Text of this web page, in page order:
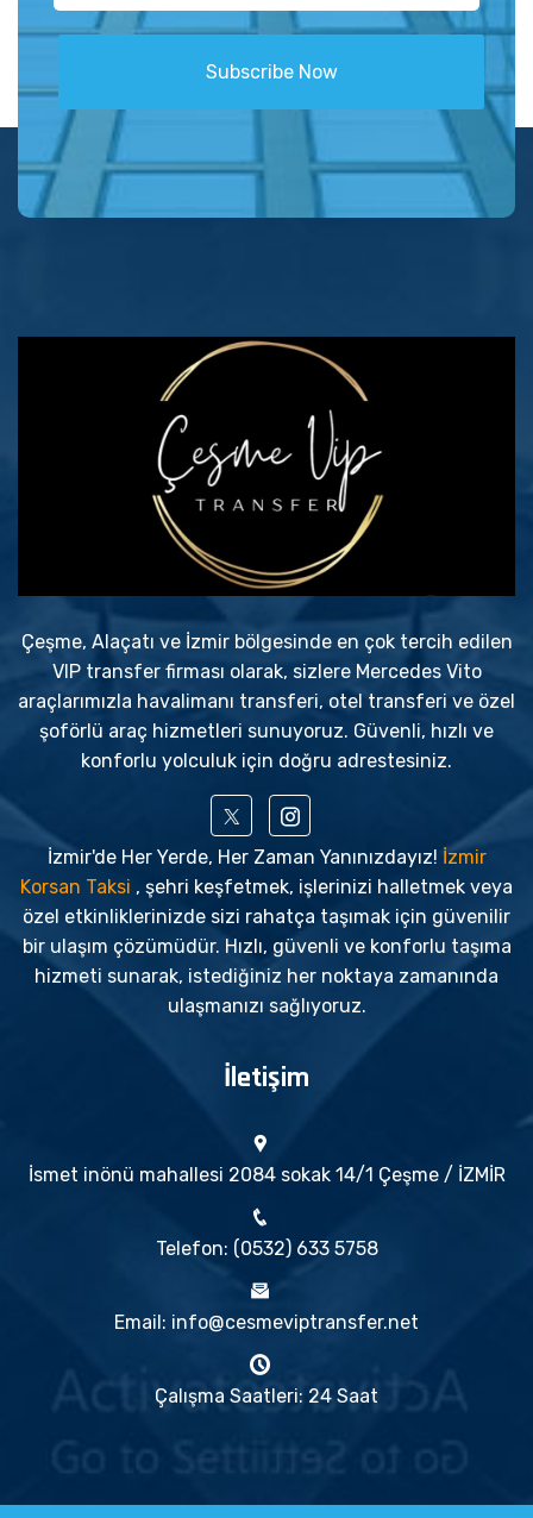
Subscribe Now
Çeşme, Alaçatı ve İzmir bölgesinde en çok tercih edilen
VIP transfer firması olarak, sizlere Mercedes Vito
araçlarımızla havalimanı transferi, otel transferi ve özel
şoförlü araç hizmetleri sunuyoruz. Güvenli, hızlı ve
konforlu yolculuk için doğru adrestesiniz.
İzmir'de Her Yerde, Her Zaman Yanınızdayız! İzmir
Korsan Taksi , şehri keşfetmek, işlerinizi halletmek veya
özel etkinliklerinizde sizi rahatça taşımak için güvenilir
bir ulaşım çözümüdür. Hızlı, güvenli ve konforlu taşıma
hizmeti sunarak, istediğiniz her noktaya zamanında
ulaşmanızı sağlıyoruz.
İletişim
İsmet inönü mahallesi 2084 sokak 14/1 Çeşme / İZMİR
Telefon: (0532) 633 5758
Email: info@cesmeviptransfer.net
Çalışma Saatleri: 24 Saat